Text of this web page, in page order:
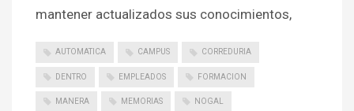
mantener actualizados sus conocimientos,
AUTOMATICA CAMPUS CORREDURIA
DENTRO EMPLEADOS FORMACION
MANERA MEMORIAS NOGAL